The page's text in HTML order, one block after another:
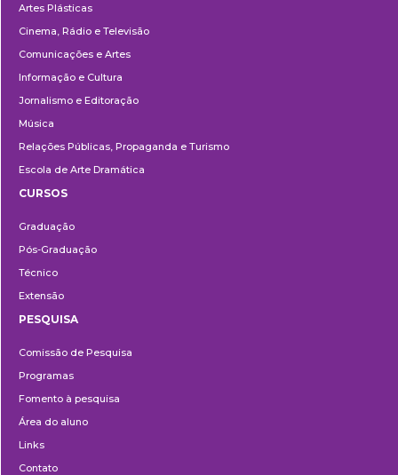
Artes Plásticas
Cinema, Rádio e Televisão
Comunicações e Artes
Informação e Cultura
Jornalismo e Editoração
Música
Relações Públicas, Propaganda e Turismo
Escola de Arte Dramática
CURSOS
Graduação
Pós-Graduação
Técnico
Extensão
PESQUISA
Comissão de Pesquisa
Programas
Fomento à pesquisa
Área do aluno
Links
Contato